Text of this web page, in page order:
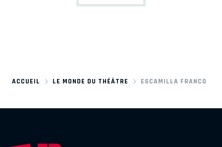
ACCUEIL LE MONDE DU THÉÂTRE ESCAMILLA FRANCO